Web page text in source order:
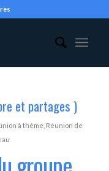
et partages )
à thème Réunion de